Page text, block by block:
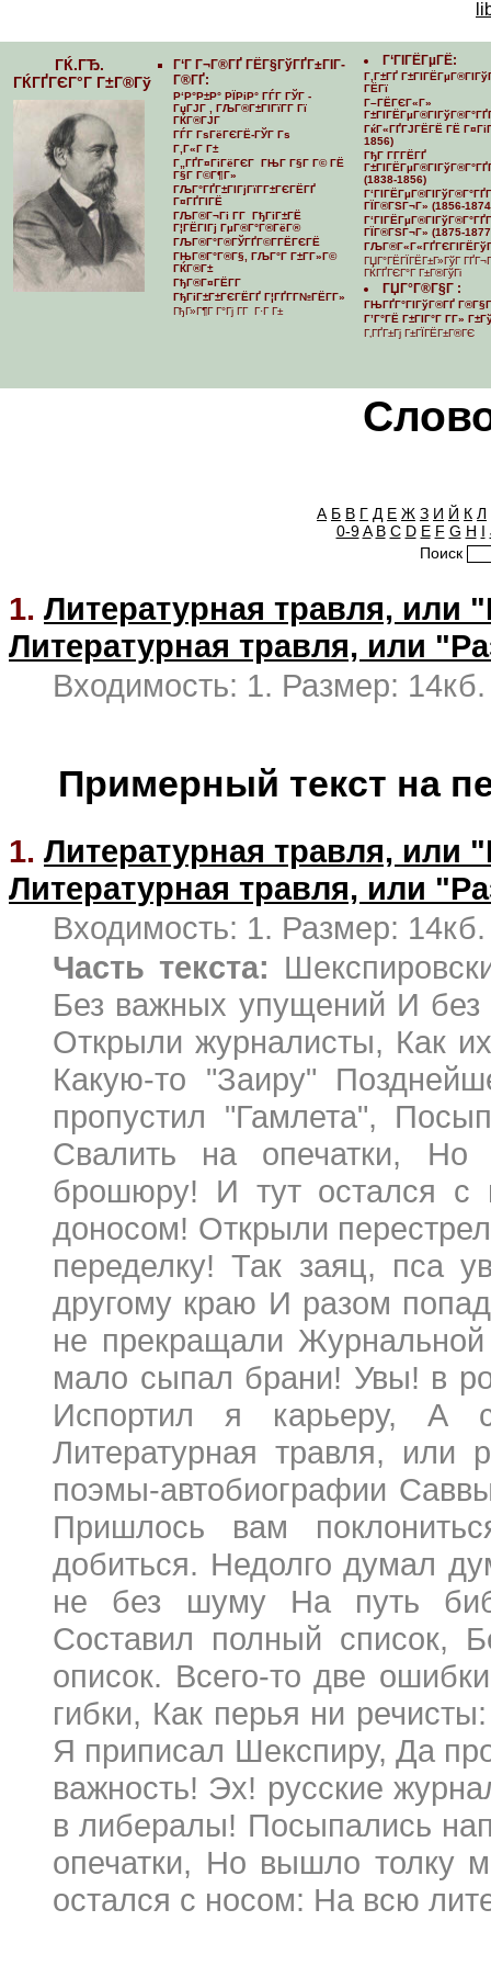
ГЌ.ГЂ.
ГЌГҐГЄГ°Г Г±Г®Гў
Г‘Г Г¬Г®ГҐ ГЁГ§ГўГҐГ±ГІГ­
Г®ГҐ:
Р‘Р°Р±Р° РЇРіР° ГЃГ ГЎГ -
ГџГЈГ , ГЉГ®Г±ГІГїГ­Г Гї
ГЌГ®ГЈГ
ГЃГ ГѕГёГЄГЁ-ГЎГ Гѕ
Г‚Г«Г Г±
Г„ГҐГ¤ГіГёГЄГ ГЊГ Г§Г Г© ГЁ
Г§Г Г©Г¶Г»
ГЉГ°ГҐГ±ГІГјГїГ­Г±ГЄГЁГҐ
Г¤ГҐГІГЁ
ГЉГ®Г¬Гі Г­Г ГђГіГ±ГЁ
Г¦ГЁГІГј ГµГ®Г°Г®ГёГ®
ГЉГ®Г°Г®ГЎГҐГ©Г­ГЁГЄГЁ
ГЊГ®Г°Г®Г§, ГЉГ°Г Г±Г­Г»Г©
ГЌГ®Г±
ГђГ®Г¤ГЁГ­Г
ГђГіГ±Г±ГЄГЁГҐ Г¦ГҐГ­Г№ГЁГ­Г»
ГђГ»Г¶Г Г°Гј Г­Г Г·Г Г±
Г‘ГІГЁГµГЁ:
Г‚Г±ГҐ
ГЁГї
Г–ГЁГЄГ«Г»
ГќГ«ГҐГЈГЁГЁ ГЁ
1856)
ГђГ Г­Г­ГЁГҐ
(1838-1856)
ГЇГ®ГЅГ¬Г» (1856-
ГЇГ®ГЅГ¬Г» (1875-
ГЏГ°ГЁГЇГЁГ±Г»ГўГ
ГЌГҐГЄГ°Г Г±Г®ГўГі
ГЏГ°Г®Г§Г :
ГЊГҐГ°ГІГўГ®ГҐ
Г’Г°ГЁ Г±ГІГ°Г Г­Г»
Г‚ГҐГ±Гј Г±ГЇГЁГ±Г®ГЄ
А Б В Г Д Е Ж З И Й К Л
0-9 A B C D E F G H I
Поиск
1. Литературная травля, или
Литературная травля, или
Входимость: 1. Размер: 14кб.
Примерный текст на
1. Литературная травля, или
Литературная травля, или
Входимость: 1. Размер: 14кб.
Часть текста:
Без важных упущений И без
Открыли журналисты, Как
Какую-то "Заиру"
пропустил "Гамлета",
Свалить на опечатки,
брошюру! И тут остался с
доносом! Открыли
переделку! Так заяц, пса
другому краю И разом
не прекращали
мало сыпал брани! Увы! в
Испортил я карьеру, А
Литературная травля, или
поэмы-автобиографии
Пришлось вам
добиться. Недолго думал
не без шуму На путь
Составил полный список,
описок. Всего-то две
гибки, Как перья ни
Я приписал Шекспиру, Да
важность! Эх! русские
в либералы! Посыпались
опечатки, Но вышло толку
остался с носом: На всю